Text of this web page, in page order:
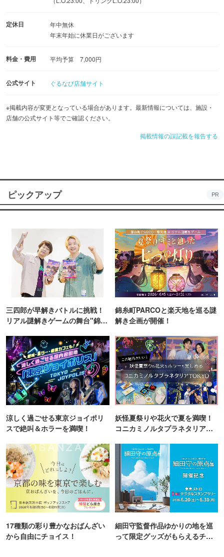
定休日
年中無休
年末年始に休業日がございます
料金・費用 平均予算 7,000円
公式サイト ぐるなび店舗サイト
※掲載内容が変更となっている場合があります。最新情報については、施設・
店舗の公式サイト等でご確認ください。
掲載情報の誤記載を報告する
ピックアップ PR
三四郎が早解きバトルに挑戦！
リアル謎解きゲームの舞台"錦糸
錦糸町PARCOと楽天地を巡る謎
解き企画が開催！
涼しく過ごせる東京ジョイポリ
スで絶叫＆ホラーを満喫！
妖怪夏祭りや花火で夏を満喫！
コニカミノルタプラネタリア
17種類の彩り豊かなおばんざい
から自由にチョイス！
細田守監督作品ゆかりの地を巡
って限定グッズがもらえるチャ